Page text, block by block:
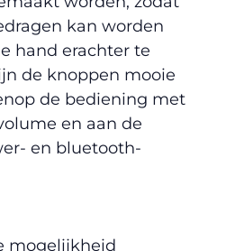
kan worden
hand erachter te
de knoppen mooie
de bediening met
en aan de
en bluetooth-
mogelijkheid